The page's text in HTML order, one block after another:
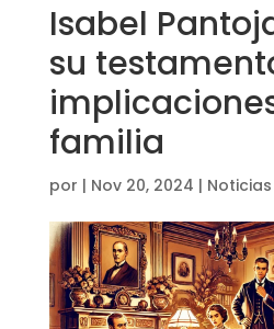
Isabel
su
familia
por | Nov 20, 2024 | Noticias